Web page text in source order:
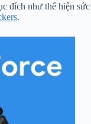
đích như thể hiện sức
.